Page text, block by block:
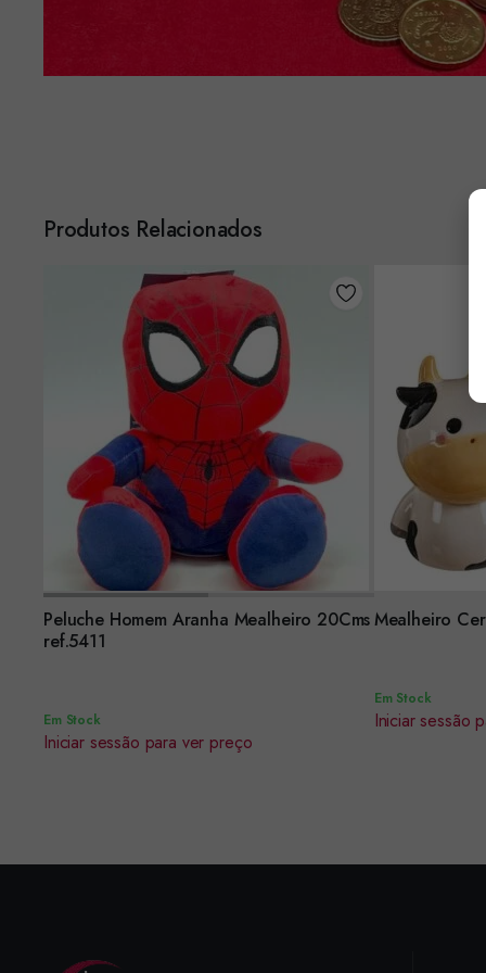
Produtos Relacionados
Peluche Homem Aranha Mealheiro 20Cms
ref.5411
Encomendar
Em Stock
Iniciar sessão para ver preço
Mealheiro
Encomendar
Em Stock
Iniciar sessão